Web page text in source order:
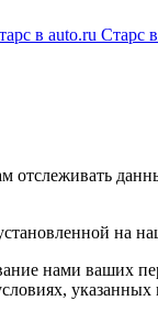
в auto.ru Старс
на
нами
указанных